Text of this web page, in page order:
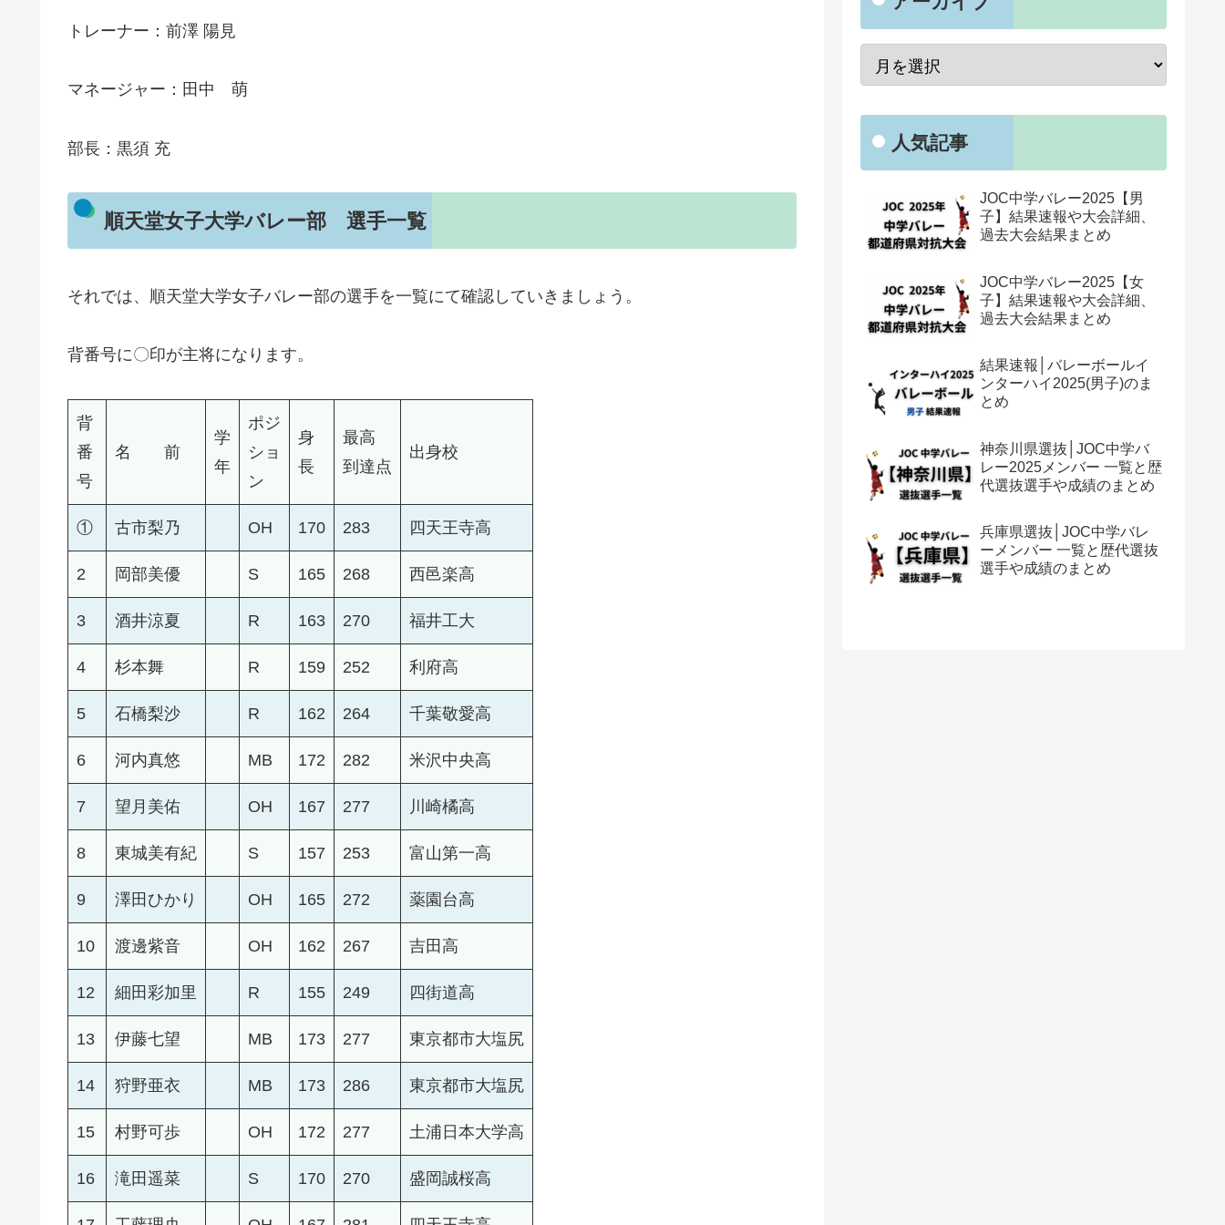
トレーナー：前澤 陽見
マネージャー：田中 萌
部長：黒須 充
順天堂女子大学バレー部 選手一覧
それでは、順天堂大学女子バレー部の選手を一覧にて確認していきましょう。
背番号に〇印が主将になります。
背
番
号
名 前
学
年
ポジ
ショ
ン
身
長
最高
到達点
出身校
① 古市梨乃 OH 170 283 四天王寺高
2 岡部美優 S 165 268 西邑楽高
3 酒井涼夏 R 163 270 福井工大
4 杉本舞 R 159 252 利府高
5 石橋梨沙 R 162 264 千葉敬愛高
6 河内真悠 MB 172 282 米沢中央高
7 望月美佑 OH 167 277 川崎橘高
8 東城美有紀 S 157 253 富山第一高
9 澤田ひかり OH 165 272 薬園台高
10 渡邊紫音 OH 162 267 吉田高
12 細田彩加里 R 155 249 四街道高
13 伊藤七望 MB 173 277 東京都市大塩尻
14 狩野亜衣 MB 173 286 東京都市大塩尻
15 村野可歩 OH 172 277 土浦日本大学高
16 滝田遥菜 S 170 270 盛岡誠桜高
人気記事
JOC中学バレー2025【男
子】結果速報や大会詳細、
過去大会結果まとめ
JOC中学バレー2025【女
子】結果速報や大会詳細、
過去大会結果まとめ
結果速報│バレーボールイ
ンターハイ2025(男子)のま
とめ
神奈川県選抜│JOC中学バ
レー2025メンバー 一覧と歴
代選抜選手や成績のまとめ
兵庫県選抜│JOC中学バレ
ーメンバー 一覧と歴代選抜
選手や成績のまとめ